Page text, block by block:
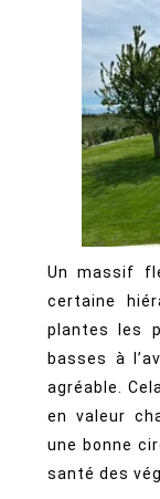
Un massif
certaine
plantes les
basses à
agréable.
en valeur
une bonne
santé des